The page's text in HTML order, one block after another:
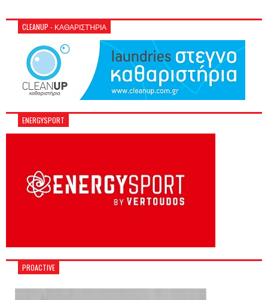
CLEANUP - ΚΑΘΑΡΙΣΤΉΡΙΑ
ENERGYSPORT
PROACTIVE